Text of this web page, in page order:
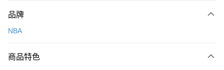
台灣樂天信用卡公司
【關於「AFTEE先享後付」】
便利好安心！
３．安心：先確認商品／服務後，再付款。
運送方式
每筆NT$100，滿NT$1,500(含以上)免運費
品牌
NBA
商品特色